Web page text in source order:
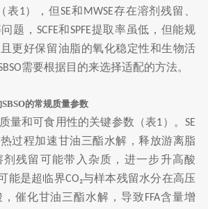
（表1），但SE和MWSE存在溶剂残留、
题， SCFE和SPFE提取率虽低，但能规
更好保留油脂的氧化稳定性和生物活
需要根据目的来选择适配的方法。
的常规质量参数
量和可食用性的关键参数（表1）。SE
过程加速甘油三酯水解，释放游离脂
剂残留可能带入杂质，进一步升高酸
能是超临界CO₂与样本残留水分在高压
催化甘油三酯水解，导致FFA含量增